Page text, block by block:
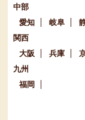
中部
愛知
岐阜
関西
大阪
兵庫
九州
福岡